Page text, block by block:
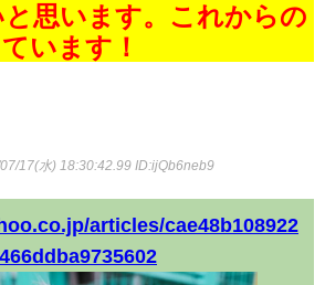
思います。これからの
います！
07/17(水) 18:30:42.99 ID:ijQb6neb9
articles/cae48b108922